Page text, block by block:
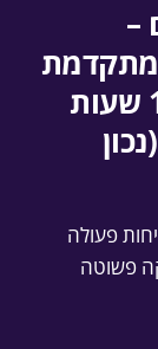
–
מתקדמת
מבטיחות מעל 100,000 שעות
פעולה
פשוטה